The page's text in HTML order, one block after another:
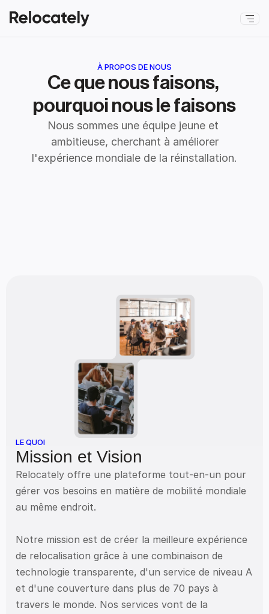
À PROPOS DE NOUS
Ce que nous faisons,
pourquoi nous le faisons
Nous sommes une équipe jeune et
ambitieuse, cherchant à améliorer
l'expérience mondiale de la réinstallation.
LE QUOI
Mission et Vision
Relocately offre une plateforme tout-en-un pour
gérer vos besoins en matière de mobilité mondiale
au même endroit.
Notre mission est de créer la meilleure expérience
de relocalisation grâce à une combinaison de
technologie transparente, d'un service de niveau A
et d'une couverture dans plus de 70 pays à
travers le monde. Nos services vont de la